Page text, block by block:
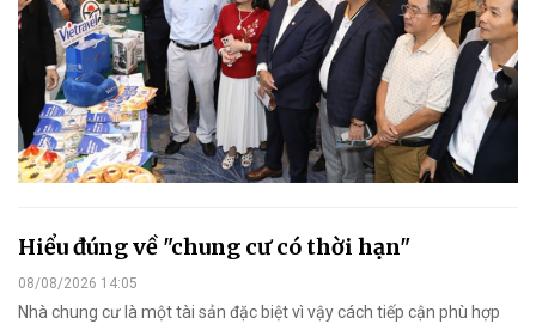
Hiểu đúng về "chung cư có thời hạn"
08/08/2026 14:05
Nhà chung cư là một tài sản đặc biệt vì vậy cách tiếp cận phù hợp